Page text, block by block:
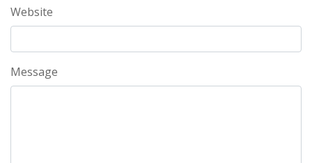
Website
Message